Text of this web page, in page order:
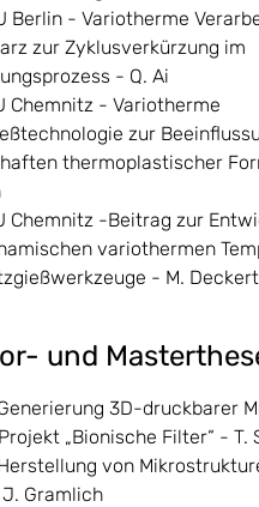
Berlin - Variotherme
zur Zyklusverkürzung im
- Q. Ai
Chemnitz - Variotherme
zur
thermoplastischer
Chemnitz -Beitrag zur
variothermen
- M. Deckert
und
3D-druckbarer
„Bionische Filter“ - T.
von
Gramlich